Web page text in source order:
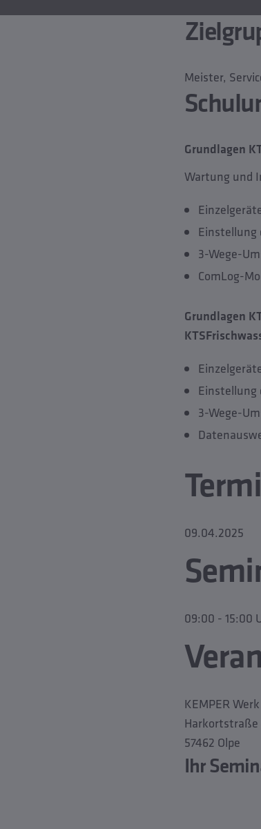
Meister,
Grundlagen
Wartung und
Einstellung
3-Wege-
ComLog-
Grundlagen
KTS
Einstellung
3-Wege-
09.04.2025
09:00 - 15:00
KEMPER
Harkortstraße
57462 Olpe
Ihr